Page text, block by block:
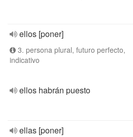
ellos [poner]
3. persona plural, futuro perfecto,
indicativo
ellos habrán puesto
ellas [poner]